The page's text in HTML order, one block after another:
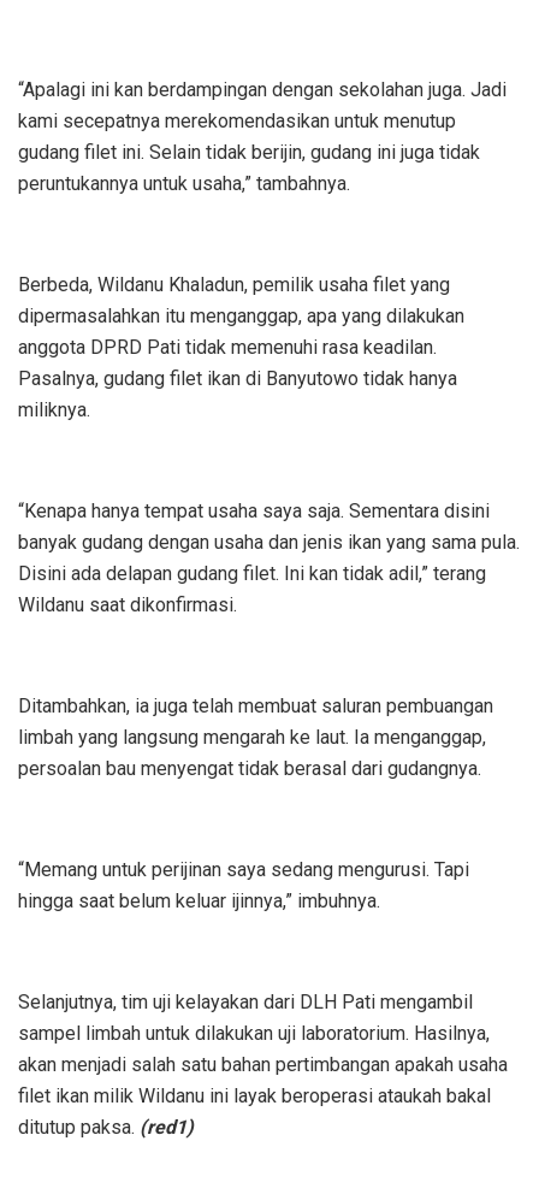
“Apalagi ini kan berdampingan dengan sekolahan juga. Jadi
kami secepatnya merekomendasikan untuk menutup
gudang filet ini. Selain tidak berijin, gudang ini juga tidak
peruntukannya untuk usaha,” tambahnya.
Berbeda, Wildanu Khaladun, pemilik usaha filet yang
dipermasalahkan itu menganggap, apa yang dilakukan
anggota DPRD Pati tidak memenuhi rasa keadilan.
Pasalnya, gudang filet ikan di Banyutowo tidak hanya
miliknya.
“Kenapa hanya tempat usaha saya saja. Sementara disini
banyak gudang dengan usaha dan jenis ikan yang sama pula.
Disini ada delapan gudang filet. Ini kan tidak adil,” terang
Wildanu saat dikonfirmasi.
Ditambahkan, ia juga telah membuat saluran pembuangan
limbah yang langsung mengarah ke laut. Ia menganggap,
persoalan bau menyengat tidak berasal dari gudangnya.
“Memang untuk perijinan saya sedang mengurusi. Tapi
hingga saat belum keluar ijinnya,” imbuhnya.
Selanjutnya, tim uji kelayakan dari DLH Pati mengambil
sampel limbah untuk dilakukan uji laboratorium. Hasilnya,
akan menjadi salah satu bahan pertimbangan apakah usaha
filet ikan milik Wildanu ini layak beroperasi ataukah bakal
ditutup paksa. (red1)